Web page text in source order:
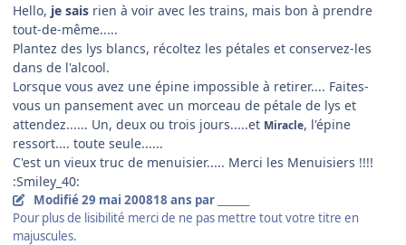
Hello, je sais rien à voir avec les trains, mais bon à prendre
tout-de-même.....
Plantez des lys blancs, récoltez les pétales et conservez-les
dans de l'alcool.
Lorsque vous avez une épine impossible à retirer.... Faites-
vous un pansement avec un morceau de pétale de lys et
attendez...... Un, deux ou trois jours.....et Miracle, l'épine
ressort.... toute seule......
C'est un vieux truc de menuisier..... Merci les Menuisiers !!!!
:Smiley_40:
Modifié29 mai 200818 ans par _______
Pour plus de lisibilité merci de ne pas mettre tout votre titre en
majuscules.